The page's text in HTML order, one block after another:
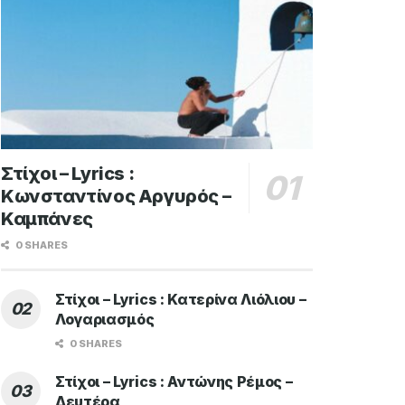
Στίχοι – Lyrics :
Κωνσταντίνος Αργυρός –
Καμπάνες
0 SHARES
Στίχοι – Lyrics : Κατερίνα Λιόλιου –
Λογαριασμός
0 SHARES
Στίχοι – Lyrics : Αντώνης Ρέμος –
Δευτέρα